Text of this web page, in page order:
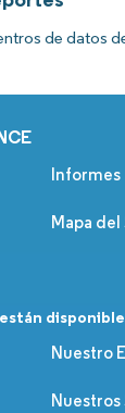
de datos
Informes
Mapa del
Nuestro
Nuestros